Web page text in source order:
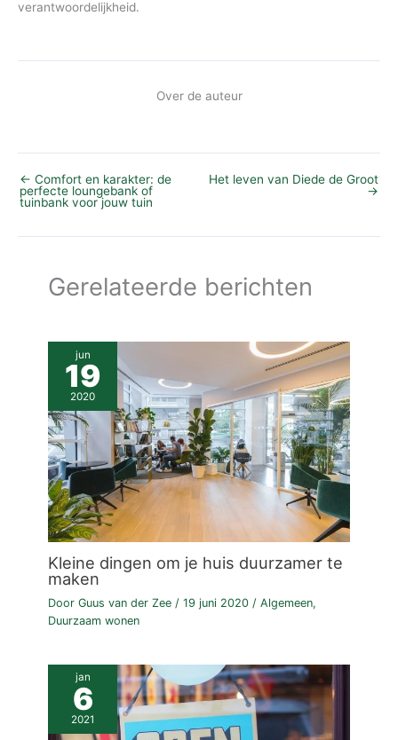
verantwoordelijkheid.
Over de auteur
← Comfort en karakter: de
perfecte loungebank of
tuinbank voor jouw tuin
Het leven van Diede de Groot
→
Gerelateerde berichten
jun
19
2020
Kleine dingen om je huis duurzamer te
maken
DoorGuus van der Zee/19 juni 2020/Algemeen,
Duurzaam wonen
jan
6
2021